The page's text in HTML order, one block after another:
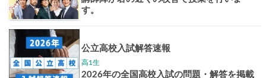
情報